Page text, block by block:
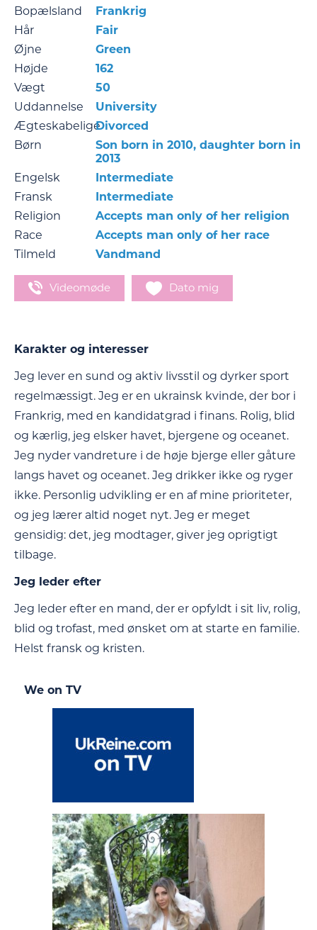
Bopælsland
Frankrig
Hår
Fair
Øjne
Green
Højde
162
Vægt
50
Uddannelse
University
ÆgteskabeligeDivorced
Børn
Son born in 2010, daughter born in
2013
Engelsk
Intermediate
Fransk
Intermediate
Religion
Accepts man only of her religion
Race
Accepts man only of her race
Tilmeld
Vandmand
Videomøde Dato mig
Karakter og interesser
Jeg lever en sund og aktiv livsstil og dyrker sport
regelmæssigt. Jeg er en ukrainsk kvinde, der bor i
Frankrig, med en kandidatgrad i finans. Rolig, blid
og kærlig, jeg elsker havet, bjergene og oceanet.
Jeg nyder vandreture i de høje bjerge eller gåture
langs havet og oceanet. Jeg drikker ikke og ryger
ikke. Personlig udvikling er en af mine prioriteter,
og jeg lærer altid noget nyt. Jeg er meget
gensidig: det, jeg modtager, giver jeg oprigtigt
tilbage.
Jeg leder efter
Jeg leder efter en mand, der er opfyldt i sit liv, rolig,
blid og trofast, med ønsket om at starte en familie.
Helst fransk og kristen.
We on TV